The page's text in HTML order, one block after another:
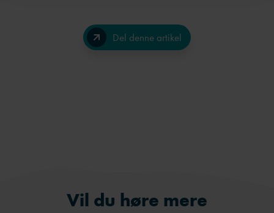
Del denne artikel
Vil du høre mere